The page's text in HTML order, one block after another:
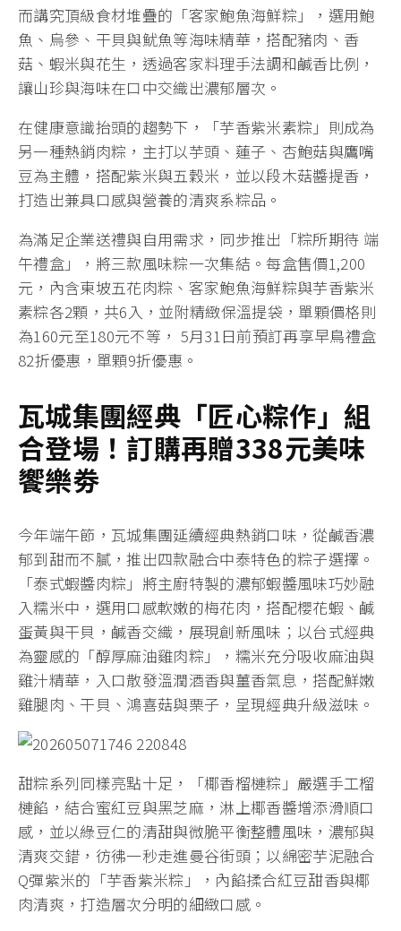
而講究頂級食材堆疊的「客家鮑魚海鮮粽」，選用鮑
魚、烏參、干貝與魷魚等海味精華，搭配豬肉、香
菇、蝦米與花生，透過客家料理手法調和鹹香比例，
讓山珍與海味在口中交織出濃郁層次。
在健康意識抬頭的趨勢下，「芋香紫米素粽」則成為
另一種熱銷肉粽，主打以芋頭、蓮子、杏鮑菇與鷹嘴
豆為主體，搭配紫米與五穀米，並以段木菇醬提香，
打造出兼具口感與營養的清爽系粽品。
為滿足企業送禮與自用需求，同步推出「粽所期待 端
午禮盒」，將三款風味粽一次集結。每盒售價1,200
元，內含東坡五花肉粽、客家鮑魚海鮮粽與芋香紫米
素粽各2顆，共6入，並附精緻保溫提袋，單顆價格則
為160元至180元不等， 5月31日前預訂再享早鳥禮盒
82折優惠，單顆9折優惠。
瓦城集團經典「匠心粽作」組
合登場！ 訂購再贈338元美味
饗樂劵
今年端午節，瓦城集團延續經典熱銷口味，從鹹香濃
郁到甜而不膩，推出四款融合中泰特色的粽子選擇。
「泰式蝦醬肉粽」將主廚特製的濃郁蝦醬風味巧妙融
入糯米中，選用口感軟嫩的梅花肉，搭配櫻花蝦、鹹
蛋黃與干貝，鹹香交織，展現創新風味；以台式經典
為靈感的「醇厚麻油雞肉粽」，糯米充分吸收麻油與
雞汁精華，入口散發溫潤酒香與薑香氣息，搭配鮮嫩
雞腿肉、干貝、鴻喜菇與栗子，呈現經典升級滋味。
甜粽系列同樣亮點十足，「椰香榴槤粽」嚴選手工榴
槤餡，結合蜜紅豆與黑芝麻，淋上椰香醬增添滑順口
感，並以綠豆仁的清甜與微脆平衡整體風味，濃郁與
清爽交錯，彷彿一秒走進曼谷街頭；以綿密芋泥融合
Q彈紫米的「芋香紫米粽」，內餡揉合紅豆甜香與椰
肉清爽，打造層次分明的細緻口感。